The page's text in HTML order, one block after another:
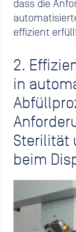
dass die
effizient
2.
in
Sterilität
beim